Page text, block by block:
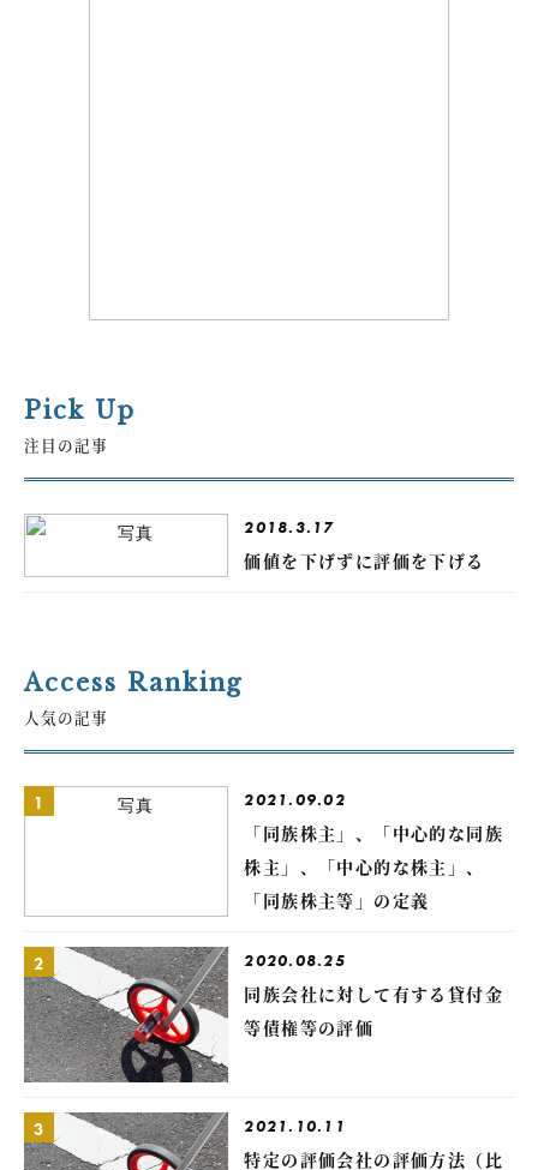
Pick Up
注目の記事
2018.3.17
価値を下げずに評価を下げる
Access Ranking
人気の記事
1 2021.09.02
「同族株主」、「中心的な同族
株主」、「中心的な株主」、
「同族株主等」の定義
2 2020.08.25
同族会社に対して有する貸付金
等債権等の評価
3 2021.10.11
特定の評価会社の評価方法（比